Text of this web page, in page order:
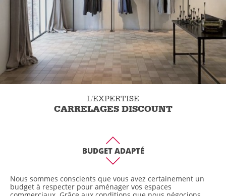
L'EXPERTISE
CARRELAGES DISCOUNT
BUDGET ADAPTÉ
Nous sommes conscients que vous avez certainement un
budget à respecter pour aménager vos espaces